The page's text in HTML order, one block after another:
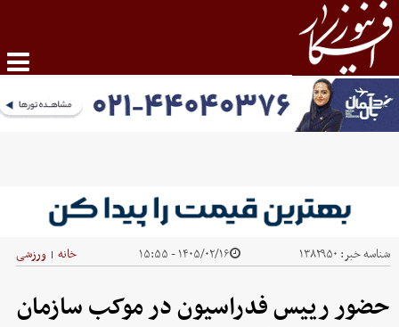
شناسه خبر: ۱۳۸۲۹۵۰ ۱۴۰۵/۰۲/۱۶ - ۱۵:۵۵ خانه | ورزشی
حضور رییس فدراسیون در موکب سازمان